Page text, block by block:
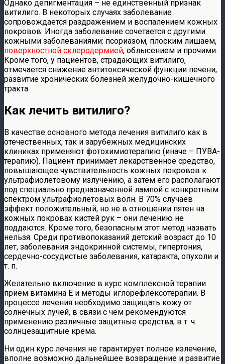
Однако депигментация – не единственный признак
витилиго. В некоторых случаях заболевание
сопровождается раздражением и воспалением кожных
покровов. Иногда заболевание сочетается с другими
кожными заболеваниями: псориазом, плоским лишаем,
поверхностной склеродермией, облысением и прочими.
Кроме того, у пациентов, страдающих витилиго,
отмечается снижение антитоксической функции печени,
развитие хронических болезней желудочно-кишечного
тракта.
Как лечить витилиго?
В качестве основного метода лечения витилиго как в
отечественных, так и зарубежных медицинских
клиниках применяют фотохимиотерапию (иначе – ПУВА-
терапию). Пациент принимает лекарственное средство,
повышающее чувствительность кожных покровов к
ультрафиолетовому излучению, а затем его располагают
под специально предназначенной лампой с конкретным
спектром ультрафиолетовых волн. В 70% случаев
эффект положительный, но не в отношении пятен на
кожных покровах кистей рук – они лечению не
поддаются. Кроме того, безопасным этот метод назвать
нельзя. Среди противопоказаний детский возраст до 10
лет, заболевания эндокринной системы, гипертония,
сердечно-сосудистые заболевания, катаракта, опухоли и
т. п.
Желательно включение в курс комплексной терапии
прием витамина Е и методы иглорефлексотерапии. В
процессе лечения необходимо защищать кожу от
солнечных лучей, в связи с чем рекомендуются
применению различные защитные средства, в т. ч.
солнцезащитные крема.
Ни один курс лечения не гарантирует полное излечение,
вполне возможно дальнейшее возвращение и развитие